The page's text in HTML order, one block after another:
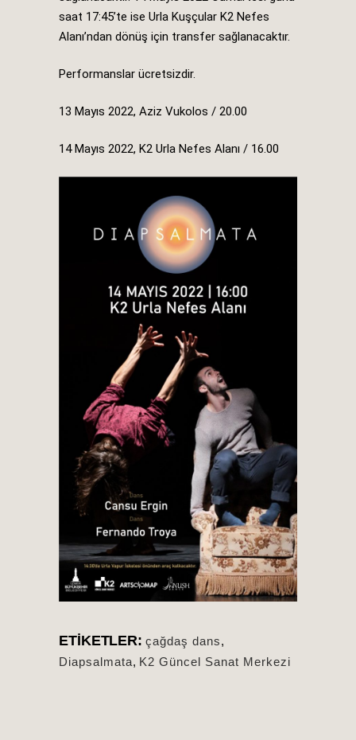
saat 17:45’te ise Urla Kuşçular K2 Nefes
Alanı’ndan dönüş için transfer sağlanacaktır.
Performanslar ücretsizdir.
13 Mayıs 2022, Aziz Vukolos / 20.00
14 Mayıs 2022, K2 Urla Nefes Alanı / 16.00
ETIKETLER: çağdaş dans,
Diapsalmata, K2 Güncel Sanat Merkezi